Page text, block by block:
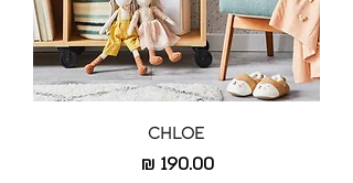
ר
ב
ו
ע
Chloe
מחיר‏190.00 ‏₪